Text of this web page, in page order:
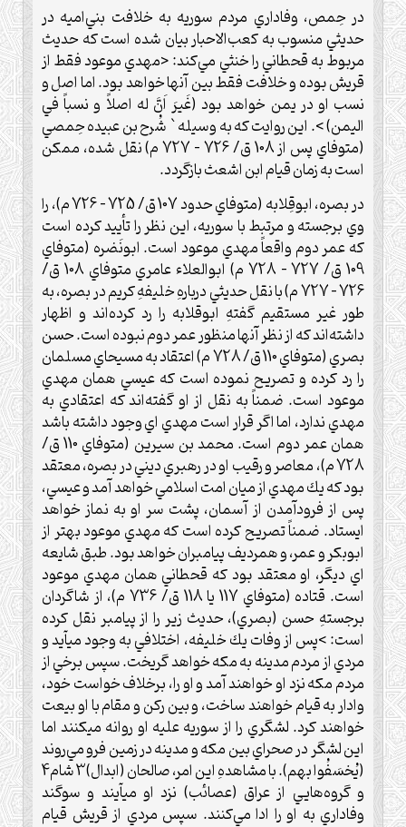
در حِمص، وفاداري مردم سوريه به خلافت بني‌اميه در
حديثي منسوب به كعب‌الاحبار بيان شده است كه حديث
مربوط به قحطاني را خنثي مي‌كند: <مهدي موعود فقط از
قريش بوده و خلافت فقط بين آنها خواهد بود. اما اصل و
نسب او در يمن خواهد بود (غَيرَ اَنَّ له اصلاً و نسباً في
اليمن) >. اين روايت كه به وسيله` شُرح بن عبيده حِمصي
(متوفاي پس از 108 ق/ 726 – 727 م) نقل شده، ممكن
است به زمان قيام ابن اشعث بازگردد.
در بصره، ابوقِلابه (متوفاي حدود 107 ق/ 725 – 726 م)، را
وي برجسته و مرتبط با سوريه، اين نظر را تأييد كرده است
كه عمر دوم واقعاً مهدي موعود است. ابونَضره (متوفاي
109 ق/ 727 – 728 م) ابوالعلاء عامري متوفاي 108 ق/
726 – 727 م) با نقل حديثي دربارهِ خليفهِ كريم در بصره، به
طور غير مستقيم گفتهِ ابوقلابه را رد كرده‌اند و اظهار
داشته‌اند كه از نظر آنها منظور عمر دوم نبوده است. حسن
بصري (متوفاي 110 ق/ 728 م) اعتقاد به مسيحاي مسلمان
را رد كرده و تصريح نموده است كه عيسي همان مهدي
موعود است. ضمناً به نقل از او گفته‌اند كه اعتقادي به
مهدي ندارد، اما اگر قرار است مهدي اي وجود داشته باشد
همان عمر دوم است. محمد بن سيرين (متوفاي 110 ق/
728 م)، معاصر و رقيب او در رهبري ديني در بصره، معتقد
بود كه يك مهدي از ميان امت اسلامي خواهد آمد و عيسي،
پس از فرودآمدن از آسمان، پشت سر او به نماز خواهد
ايستاد. ضمناً تصريح كرده است كه مهدي موعود بهتر از
ابوبكر و عمر، و همرديف پيامبران خواهد بود. طبق شايعه
اي ديگر، او معتقد بود كه قحطاني همان مهدي موعود
است. قتاده (متوفاي 117 يا 118 ق/ 736 م)، از شاگردان
برجستهِ حسن (بصري)، حديث زير را از پيامبر نقل كرده
است: >پس از وفات يك خليفه، اختلافي به وجود ميآيد و
مردي از مردم مدينه به مكه خواهد گريخت. سپس برخي از
مردم مكه نزد او خواهند آمد و او را، برخلاف خواست خود،
وادار به قيام خواهند ساخت، و بين ركن و مقام با او بيعت
خواهند كرد. لشگري را از سوريه عليه او روانه ميكنند اما
اين لشگر در صحراي بين مكه و مدينه در زمين فرو مي‌روند
(يُخسَفُوا بهم). با مشاهدهِ اين امر، صالحان (ابدال)3 شام4
و گروه‌هايي از عراق (عصائب) نزد او ميآيند و سوگند
وفاداري به او را ادا مي‌كنند. سپس مردي از قريش قيام